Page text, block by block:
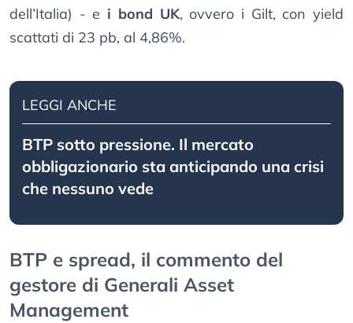
dell’Italia) - e i bond UK, ovvero i Gilt, con yield
scattati di 23 pb, al 4,86%.
LEGGI ANCHE
BTP sotto pressione. Il mercato
obbligazionario sta anticipando una crisi
che nessuno vede
BTP e spread, il commento del
gestore di Generali Asset
Management